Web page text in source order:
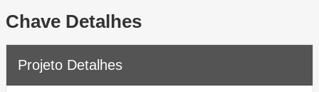
Chave Detalhes
Projeto Detalhes